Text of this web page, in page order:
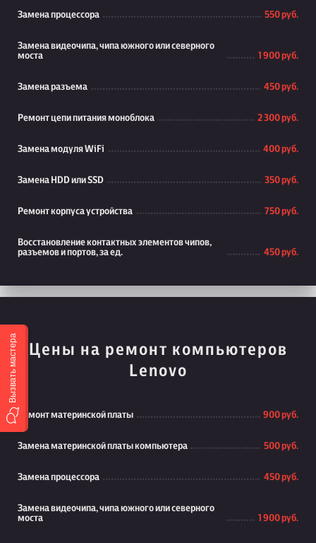
Замена процессора 550 руб.
Замена видеочипа, чипа южного или северного
моста
1 900 руб.
Замена разъема 450 руб.
Ремонт цепи питания моноблока 2 300 руб.
Замена модуля WiFi 400 руб.
Замена HDD или SSD 350 руб.
Ремонт корпуса устройства 750 руб.
Восстановление контактных элементов чипов,
разъемов и портов, за ед.
450 руб.
Цены на ремонт компьютеров
Lenovo
Ремонт материнской платы 900 руб.
Замена материнской платы компьютера 500 руб.
Замена процессора 450 руб.
Замена видеочипа, чипа южного или северного
моста
1 900 руб.
Вызвать мастера